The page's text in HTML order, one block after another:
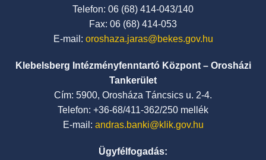
Telefon: 06 (68) 414-043/140
Fax: 06 (68) 414-053
E-mail: oroshaza.jaras@bekes.gov.hu
Klebelsberg Intézményfenntartó Központ – Orosházi
Tankerület
Cím: 5900, Orosháza Táncsics u. 2-4.
Telefon: +36-68/411-362/250 mellék
E-mail: andras.banki@klik.gov.hu
Ügyfélfogadás: